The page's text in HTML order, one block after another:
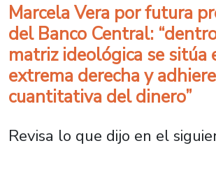
Marcela Vera por futura
del Banco Central:
matriz ideológica se sitúa
extrema derecha y
cuantitativa del dinero”
Revisa lo que dijo en el